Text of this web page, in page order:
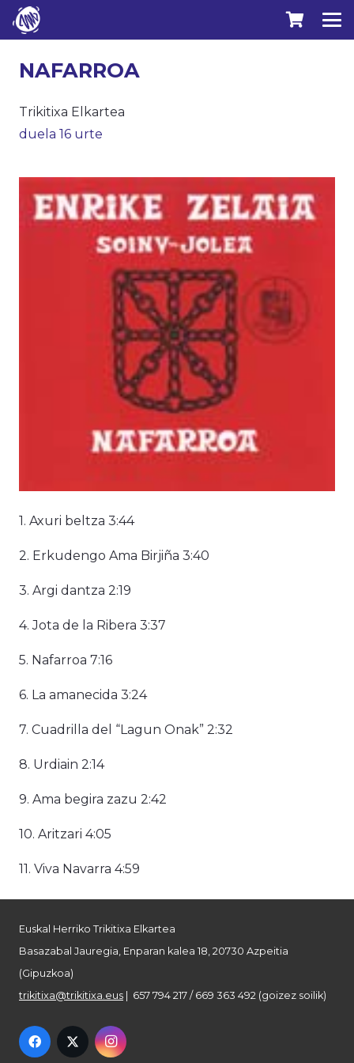
NAFARROA
Trikitixa Elkartea
duela 16 urte
1. Axuri beltza 3:44
2. Erkudengo Ama Birjiña 3:40
3. Argi dantza 2:19
4. Jota de la Ribera 3:37
5. Nafarroa 7:16
6. La amanecida 3:24
7. Cuadrilla del “Lagun Onak” 2:32
8. Urdiain 2:14
9. Ama begira zazu 2:42
10. Aritzari 4:05
11. Viva Navarra 4:59
Euskal Herriko Trikitixa Elkartea
Basazabal Jauregia, Enparan kalea 18, 20730 Azpeitia
(Gipuzkoa)
trikitixa@trikitixa.eus | 657 794 217 / 669 363 492 (goizez soilik)